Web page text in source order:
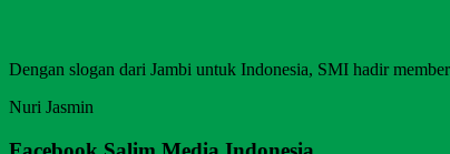
Dengan slogan dari Jambi untuk Indonesia, SMI hadir
Nuri Jasmin